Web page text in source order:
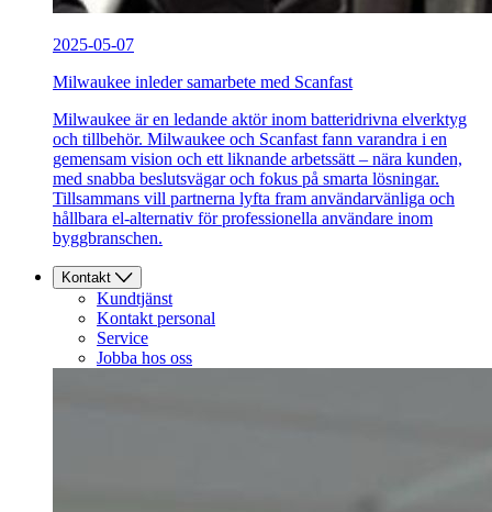
2025-05-07
Milwaukee inleder samarbete med Scanfast
Milwaukee är en ledande aktör inom batteridrivna elverktyg
och tillbehör. Milwaukee och Scanfast fann varandra i en
gemensam vision och ett liknande arbetssätt – nära kunden,
med snabba beslutsvägar och fokus på smarta lösningar.
Tillsammans vill partnerna lyfta fram användarvänliga och
hållbara el-alternativ för professionella användare inom
byggbranschen.
Kontakt
Kundtjänst
Kontakt personal
Service
Jobba hos oss